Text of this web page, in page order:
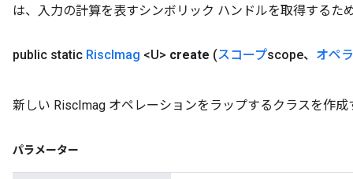
は、入力の計算を表すシンボリック ハンドルを取得するた
public static RiscImag <U> create (スコープscope、 オペ
新しい RiscImag オペレーションをラップするクラスを作
パラメーター